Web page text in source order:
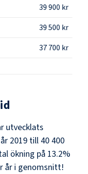
39 900 kr
39 500 kr
37 700 kr
utvecklats
2019 till 40 400
ökning på 13.2%
år i genomsnitt!